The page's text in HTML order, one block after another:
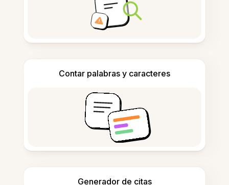
Contar palabras y caracteres
Generador de citas